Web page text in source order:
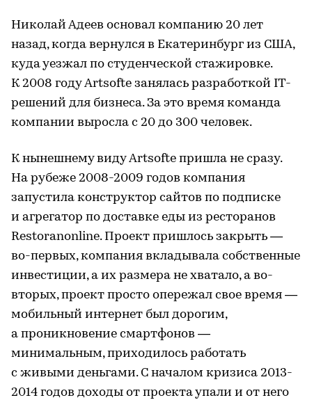
Николай Адеев основал компанию 20 лет
назад, когда вернулся в Екатеринбург из США,
куда уезжал по студенческой стажировке.
К 2008 году Artsofte занялась разработкой IT-
решений для бизнеса. За это время команда
компании выросла с 20 до 300 человек.
К нынешнему виду Artsofte пришла не сразу.
На рубеже 2008-2009 годов компания
запустила конструктор сайтов по подписке
и агрегатор по доставке еды из ресторанов
Restoranonline. Проект пришлось закрыть —
во-первых, компания вкладывала собственные
инвестиции, а их размера не хватало, а во-
вторых, проект просто опережал свое время —
мобильный интернет был дорогим,
а проникновение смартфонов —
минимальным, приходилось работать
с живыми деньгами. С началом кризиса 2013-
2014 годов доходы от проекта упали и от него